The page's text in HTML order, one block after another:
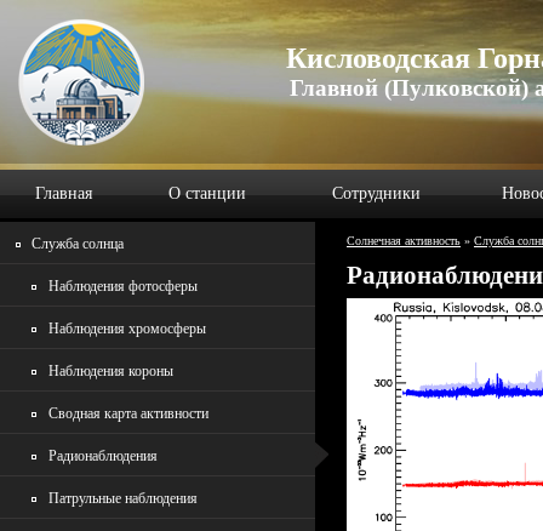
Кисловодская
Главной (Пулковской)
Главная О станции Сотрудники
Служба солнца
Наблюдения фотосферы
Наблюдения хромосферы
Наблюдения короны
Сводная карта активности
Радионаблюдения
Патрульные наблюдения
Солнечная активность » Служба